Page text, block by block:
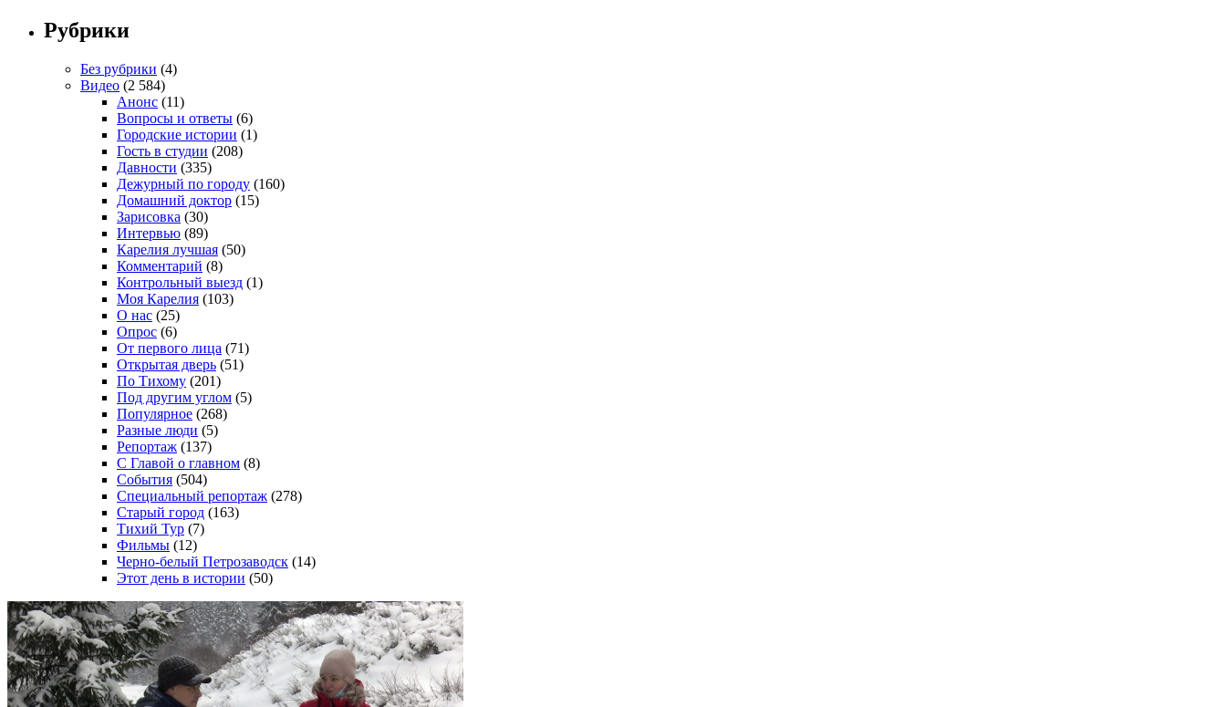
Рубрики
Без рубрики (4)
Видео (2 584)
Анонс (11)
Вопросы и ответы (6)
Городские истории (1)
Гость в студии (208)
Давности (335)
Дежурный по городу (160)
Домашний доктор (15)
Зарисовка (30)
Интервью (89)
Карелия лучшая (50)
Комментарий (8)
Контрольный выезд (1)
Моя Карелия (103)
О нас (25)
Опрос (6)
От первого лица (71)
Открытая дверь (51)
По Тихому (201)
Под другим углом (5)
Популярное (268)
Разные люди (5)
Репортаж (137)
С Главой о главном (8)
События (504)
Специальный репортаж (278)
Старый город (163)
Тихий Тур (7)
Фильмы (12)
Черно-белый Петрозаводск (14)
Этот день в истории (50)